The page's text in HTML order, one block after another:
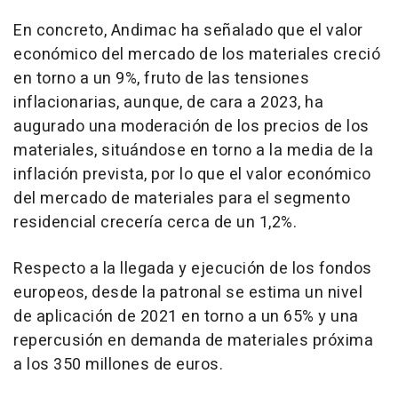
En concreto, Andimac ha señalado que el valor
económico del mercado de los materiales creció
en torno a un 9%, fruto de las tensiones
inflacionarias, aunque, de cara a 2023, ha
augurado una moderación de los precios de los
materiales, situándose en torno a la media de la
inflación prevista, por lo que el valor económico
del mercado de materiales para el segmento
residencial crecería cerca de un 1,2%.
Respecto a la llegada y ejecución de los fondos
europeos, desde la patronal se estima un nivel
de aplicación de 2021 en torno a un 65% y una
repercusión en demanda de materiales próxima
a los 350 millones de euros.